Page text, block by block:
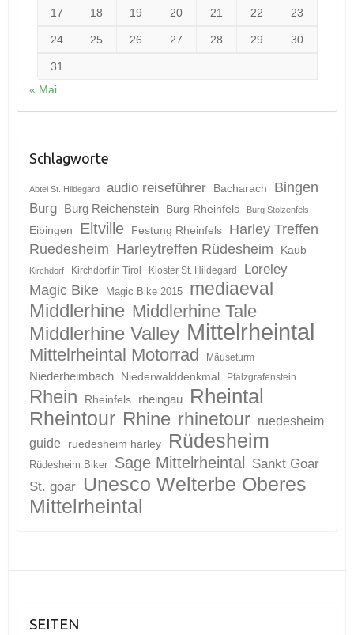
17 18 19 20 21 22 23
24 25 26 27 28 29 30
31
« Mai
Schlagworte
Abtei St. Hildegard audio reiseführer Bacharach
Bingen
Burg
Burg Reichenstein Burg Rheinfels Burg Stolzenfels
Eibingen Eltville Festung Rheinfels
Harley Treffen
Ruedesheim Harleytreffen Rüdesheim Kaub
Kirchdorf Kirchdorf in Tirol Kloster St. Hildegard Loreley
Magic Bike Magic Bike 2015 mediaeval
Middlerhine Middlerhine Tale
Middlerhine Valley Mittelrheintal
Mittelrheintal Motorrad Mäuseturm
Niederheimbach Niederwalddenkmal Pfalzgrafenstein
Rhein Rheinfels rheingau
Rheintal
Rheintour Rhine rhinetour ruedesheim
guide
ruedesheim harley Rüdesheim
Rüdesheim Biker Sage Mittelrheintal Sankt Goar
St. goar Unesco Welterbe Oberes
Mittelrheintal
SEITEN